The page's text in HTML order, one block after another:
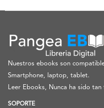
Nuestros ebooks son
Smartphone, laptop, tablet.
Leer Ebooks, Nunca ha sido tan
SOPORTE